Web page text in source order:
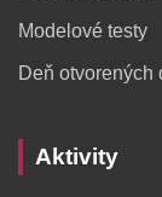
Modelové testy
Deň otvorených
Aktivity